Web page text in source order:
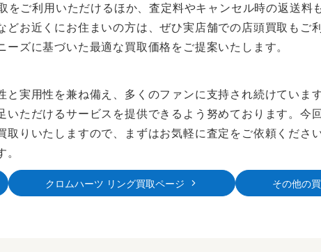
をご利用いただけるほか、査定料やキャンセル時の返送料
どお近くにお住まいの方は、ぜひ実店舗での店頭買取もご
ズに基づいた最適な買取価格をご提案いたします。
と実用性を兼ね備え、多くのファンに支持され続けていま
いただけるサービスを提供できるよう努めております。今
りいたしますので、まずはお気軽に査定をご依頼くださ
クロムハーツ リング買取ページ その他の